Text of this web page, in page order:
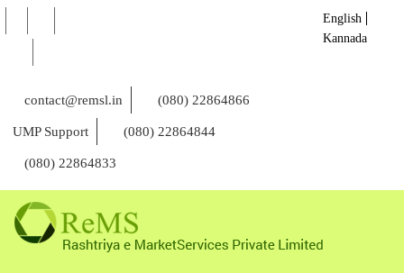
contact@remsl.in (080) 22864866
UMP Support (080) 22864844
(080) 22864833
English
Kannada